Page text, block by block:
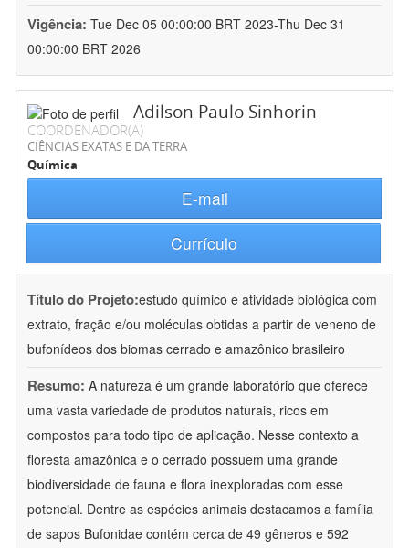
Vigência: Tue Dec 05 00:00:00 BRT 2023-Thu Dec 31
00:00:00 BRT 2026
Adilson Paulo Sinhorin
COORDENADOR(A)
CIÊNCIAS EXATAS E DA TERRA
Química
E-mail
Currículo
Título do Projeto:estudo químico e atividade biológica com
extrato, fração e/ou moléculas obtidas a partir de veneno de
bufonídeos dos biomas cerrado e amazônico brasileiro
Resumo: A natureza é um grande laboratório que oferece
uma vasta variedade de produtos naturais, ricos em
compostos para todo tipo de aplicação. Nesse contexto a
floresta amazônica e o cerrado possuem uma grande
biodiversidade de fauna e flora inexploradas com esse
potencial. Dentre as espécies animais destacamos a família
de sapos Bufonidae contém cerca de 49 gêneros e 592